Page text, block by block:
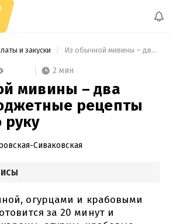
и закуски Из обычной мивины – два салата: бюджетные рецепты на скорую руку
2 мин
мивины – два
рецепты
руку
Сиваковская
огурцами и крабовыми
за 20 минут и